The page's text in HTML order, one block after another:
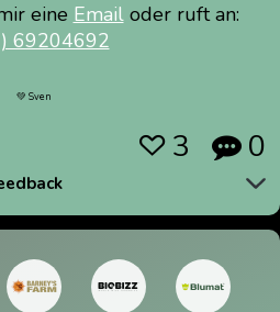
eine Emailoder ruft an:
69204692
💚 Sven
 3  0